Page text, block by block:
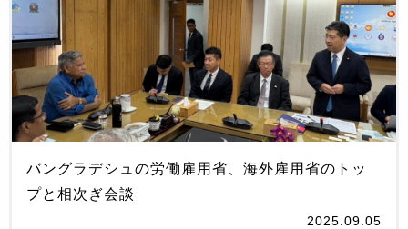
バングラデシュの労働雇用省、海外雇用省のトッ
プと相次ぎ会談
2025.09.05